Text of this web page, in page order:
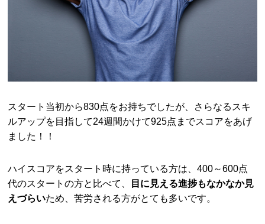
スタート当初から830点をお持ちでしたが、さらなるスキ
ルアップを目指して24週間かけて925点までスコアをあげ
ました！！
ハイスコアをスタート時に持っている方は、400～600点
代のスタートの方と比べて、 目に見える進捗もなかなか見
えづらいため、苦労される方がとても多いです。